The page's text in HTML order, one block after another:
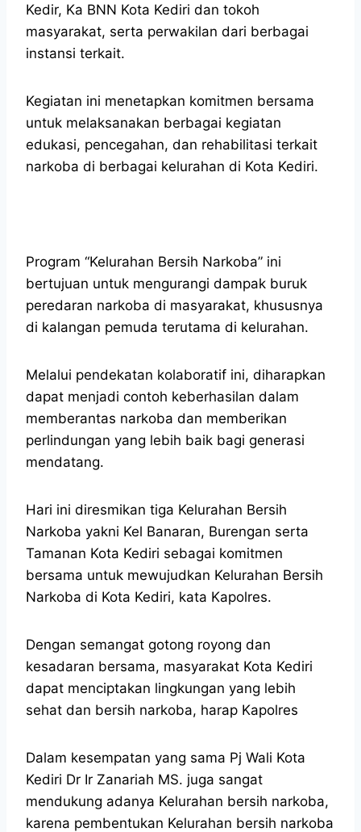
Kedir, Ka BNN Kota Kediri dan tokoh
masyarakat, serta perwakilan dari berbagai
instansi terkait.
Kegiatan ini menetapkan komitmen bersama
untuk melaksanakan berbagai kegiatan
edukasi, pencegahan, dan rehabilitasi terkait
narkoba di berbagai kelurahan di Kota Kediri.
Program “Kelurahan Bersih Narkoba” ini
bertujuan untuk mengurangi dampak buruk
peredaran narkoba di masyarakat, khususnya
di kalangan pemuda terutama di kelurahan.
Melalui pendekatan kolaboratif ini, diharapkan
dapat menjadi contoh keberhasilan dalam
memberantas narkoba dan memberikan
perlindungan yang lebih baik bagi generasi
mendatang.
Hari ini diresmikan tiga Kelurahan Bersih
Narkoba yakni Kel Banaran, Burengan serta
Tamanan Kota Kediri sebagai komitmen
bersama untuk mewujudkan Kelurahan Bersih
Narkoba di Kota Kediri, kata Kapolres.
Dengan semangat gotong royong dan
kesadaran bersama, masyarakat Kota Kediri
dapat menciptakan lingkungan yang lebih
sehat dan bersih narkoba, harap Kapolres
Dalam kesempatan yang sama Pj Wali Kota
Kediri Dr Ir Zanariah MS. juga sangat
mendukung adanya Kelurahan bersih narkoba,
karena pembentukan Kelurahan bersih narkoba